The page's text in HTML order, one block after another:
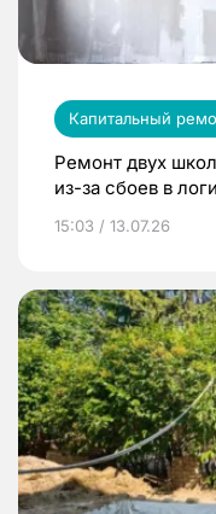
Капитальный
Ремонт двух
из-за сбоев в
15:03 / 13.07.26